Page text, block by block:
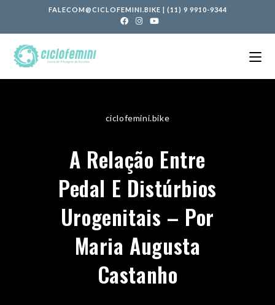
FALECOM@CICLOFEMINI.BIKE | (11) 9 9910-9344
ciclofemini.bike
A Relação Entre
Pedal E Distúrbios
Urogenitais – Por
Maria Augusta
Castanho